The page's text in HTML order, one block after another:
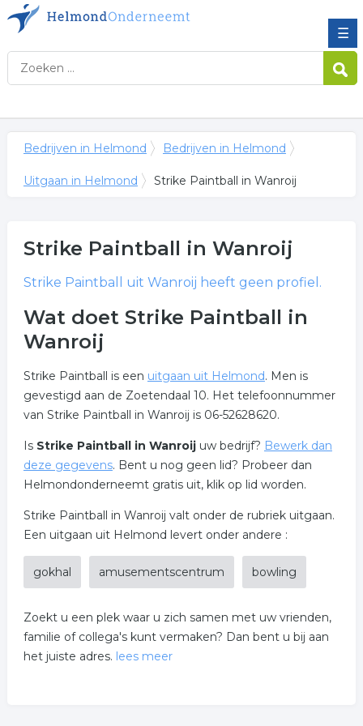
☰
Bedrijven in Helmond Bedrijven in Helmond
Uitgaan in Helmond Strike Paintball in Wanroij
Strike Paintball in Wanroij
Strike Paintball uit Wanroij heeft geen profiel.
Wat doet Strike Paintball in
Wanroij
Strike Paintball is een uitgaan uit Helmond. Men is
gevestigd aan de Zoetendaal 10. Het telefoonnummer
van Strike Paintball in Wanroij is 06-52628620.
Is Strike Paintball in Wanroijuw bedrijf? Bewerk dan
deze gegevens. Bent u nog geen lid? Probeer dan
Helmondonderneemt gratis uit, klik op lid worden.
Strike Paintball in Wanroij valt onder de rubriek uitgaan.
Een uitgaan uit Helmond levert onder andere :
gokhal amusementscentrum bowling
Zoekt u een plek waar u zich samen met uw vrienden,
familie of collega's kunt vermaken? Dan bent u bij aan
het juiste adres. lees meer